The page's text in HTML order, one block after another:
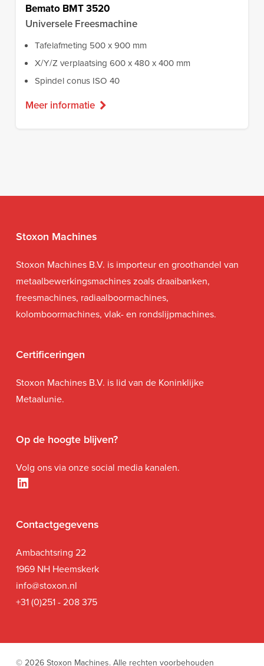
Bemato BMT 3520
Universele Freesmachine
Tafelafmeting 500 x 900 mm
X/Y/Z verplaatsing 600 x 480 x 400 mm
Spindel conus ISO 40
Meer informatie
Stoxon Machines
Stoxon Machines B.V. is importeur en groothandel van
metaalbewerkingsmachines zoals draaibanken,
freesmachines, radiaalboormachines,
kolomboormachines, vlak- en rondslijpmachines.
Certificeringen
Stoxon Machines B.V. is lid van de Koninklijke
Metaalunie.
Op de hoogte blijven?
Volg ons via onze social media kanalen.
LinkedIn
Contactgegevens
Ambachtsring 22
1969 NH Heemskerk
info@stoxon.nl
+31 (0)251 - 208 375
© 2026 Stoxon Machines. Alle rechten voorbehouden